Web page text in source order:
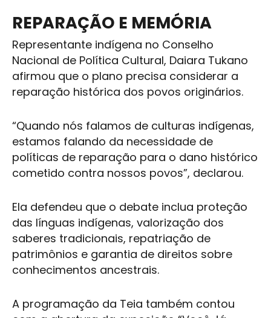
REPARAÇÃO E MEMÓRIA
Representante indígena no Conselho
Nacional de Política Cultural, Daiara Tukano
afirmou que o plano precisa considerar a
reparação histórica dos povos originários.
“Quando nós falamos de culturas indígenas,
estamos falando da necessidade de
políticas de reparação para o dano histórico
cometido contra nossos povos”, declarou.
Ela defendeu que o debate inclua proteção
das línguas indígenas, valorização dos
saberes tradicionais, repatriação de
patrimônios e garantia de direitos sobre
conhecimentos ancestrais.
A programação da Teia também contou